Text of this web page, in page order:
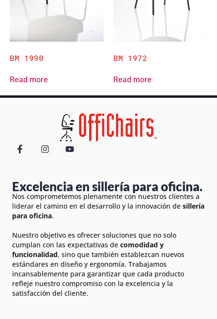
BM 1990
Read more
BM 1972
Read more
Excelencia en sillería para oficina.
Nos comprometemos plenamente con nuestros clientes a
liderar el camino en el desarrollo y la innovación de sillería
para oficina.
Nuestro objetivo es ofrecer soluciones que no solo
cumplan con las expectativas de comodidad y
funcionalidad, sino que también establezcan nuevos
estándares en diseño y ergonomía. Trabajamos
incansablemente para garantizar que cada producto
refleje nuestro compromiso con la excelencia y la
satisfacción del cliente.